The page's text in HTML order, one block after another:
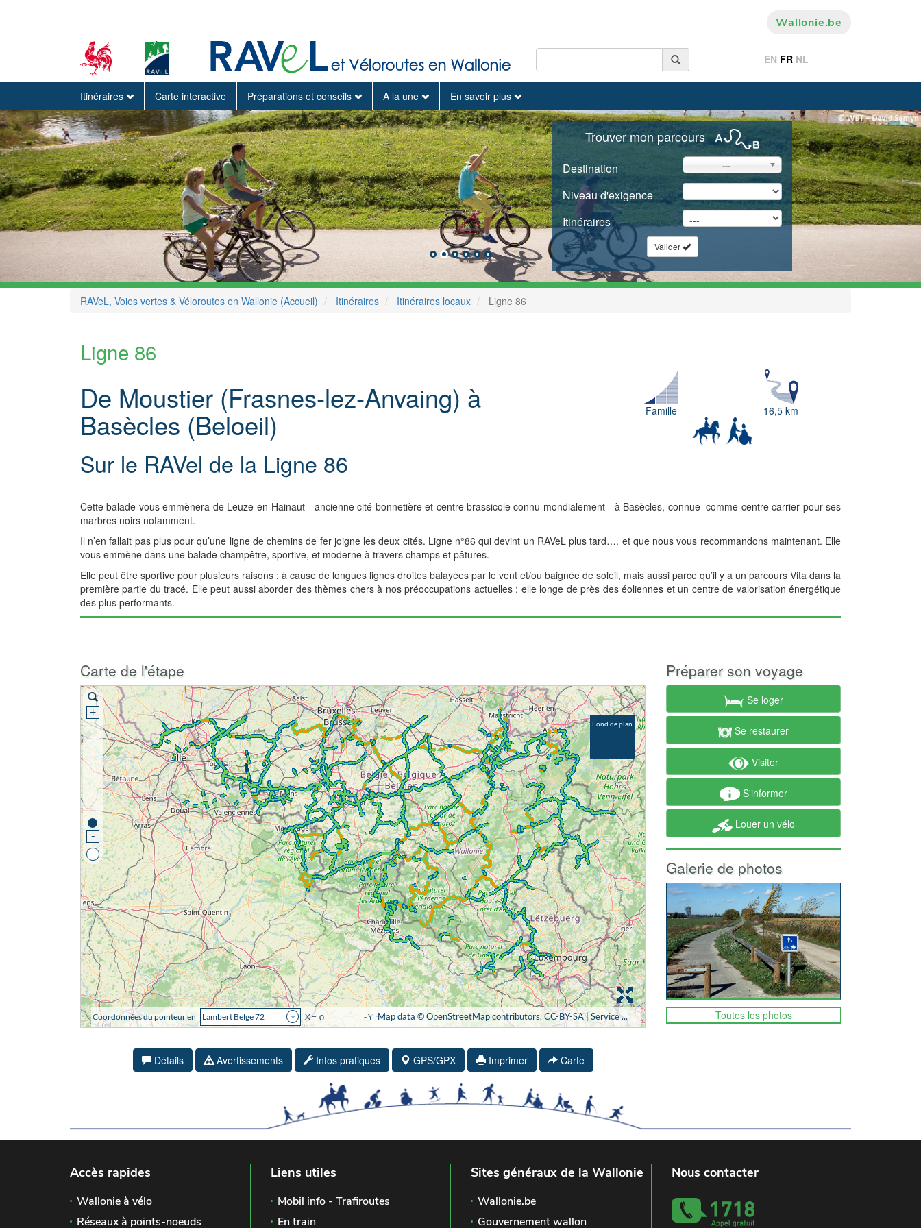
Wallonie.be
EN FR NL
Itinéraires Carte interactive Préparations et conseils A la une En savoir plus
Trouver mon parcours
Destination ---
Niveau d'exigence
Itinéraires
Valider
RAVeL, Voies vertes & Véloroutes en Wallonie (Accueil) Itinéraires Itinéraires locaux Ligne 86
Ligne 86
De Moustier (Frasnes-lez-Anvaing) à
Basècles (Beloeil)
Sur le RAVel de la Ligne 86
Famille 16,5 km
Cette balade vous emmènera de Leuze-en-Hainaut - ancienne cité bonnetière et centre brassicole connu mondialement - à Basècles, connue comme centre carrier pour ses
marbres noirs notamment.
Il n’en fallait pas plus pour qu’une ligne de chemins de fer joigne les deux cités. Ligne n°86 qui devint un RAVeL plus tard…. et que nous vous recommandons maintenant. Elle
vous emmène dans une balade champêtre, sportive, et moderne à travers champs et pâtures.
Elle peut être sportive pour plusieurs raisons : à cause de longues lignes droites balayées par le vent et/ou baignée de soleil, mais aussi parce qu’il y a un parcours Vita dans la
première partie du tracé. Elle peut aussi aborder des thèmes chers à nos préoccupations actuelles : elle longe de près des éoliennes et un centre de valorisation énergétique
des plus performants.
Carte de l'étape
Détails Avertissements Infos pratiques GPS/GPX Imprimer Carte
Préparer son voyage
Se loger
Se restaurer
Visiter
S'informer
Louer un vélo
Galerie de photos
Toutes les photos
Accès rapides
Wallonie à vélo
Réseaux à points-noeuds
Liens utiles
Mobil info - Trafiroutes
En train
Sites généraux de la Wallonie
Wallonie.be
Gouvernement wallon
Nous contacter